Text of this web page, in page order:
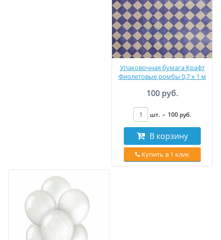
Упаковочная бумага Крафт
Фиолетовые ромбы 0,7 х 1 м
100 руб.
шт. – 100 руб.
В корзину
Купить в 1 клик